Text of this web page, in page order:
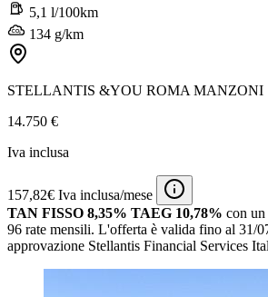
5,1 l/100km
134 g/km
STELLANTIS &YOU ROMA MANZONI
14.750 €
Iva inclusa
157,82€ Iva inclusa/mese
TAN FISSO 8,35% TAEG 10,78% con
96 rate mensili. L'offerta è valida fino al 31/
approvazione Stellantis Financial Services